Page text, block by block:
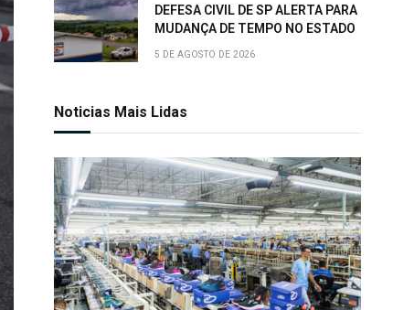
DEFESA CIVIL DE SP ALERTA PARA
MUDANÇA DE TEMPO NO ESTADO
5 DE AGOSTO DE 2026
Noticias Mais Lidas